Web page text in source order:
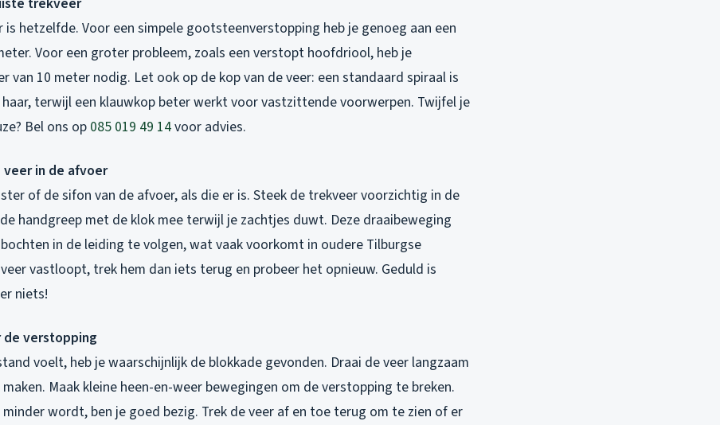
is hetzelfde. Voor een simpele gootsteenverstopping heb je genoeg aan een
Voor een groter probleem, zoals een verstopt hoofdriool, heb je
van 10 meter nodig. Let ook op de kop van de veer: een standaard spiraal is
terwijl een klauwkop beter werkt voor vastzittende voorwerpen. Twijfel je
Bel ons op085 019 49 14voor advies.
veer in de afvoer
of de sifon van de afvoer, als die er is. Steek de trekveer voorzichtig in de
handgreep met de klok mee terwijl je zachtjes duwt. Deze draaibeweging
in de leiding te volgen, wat vaak voorkomt in oudere Tilburgse
vastloopt, trek hem dan iets terug en probeer het opnieuw. Geduld is
niets!
de verstopping
voelt, heb je waarschijnlijk de blokkade gevonden. Draai de veer langzaam
Maak kleine heen-en-weer bewegingen om de verstopping te breken.
wordt, ben je goed bezig. Trek de veer af en toe terug om te zien of er